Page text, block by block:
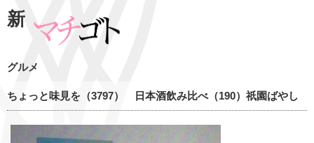
新
グルメ
ちょっと味見を（3797） 日本酒飲み比べ（190）祇園ばやし